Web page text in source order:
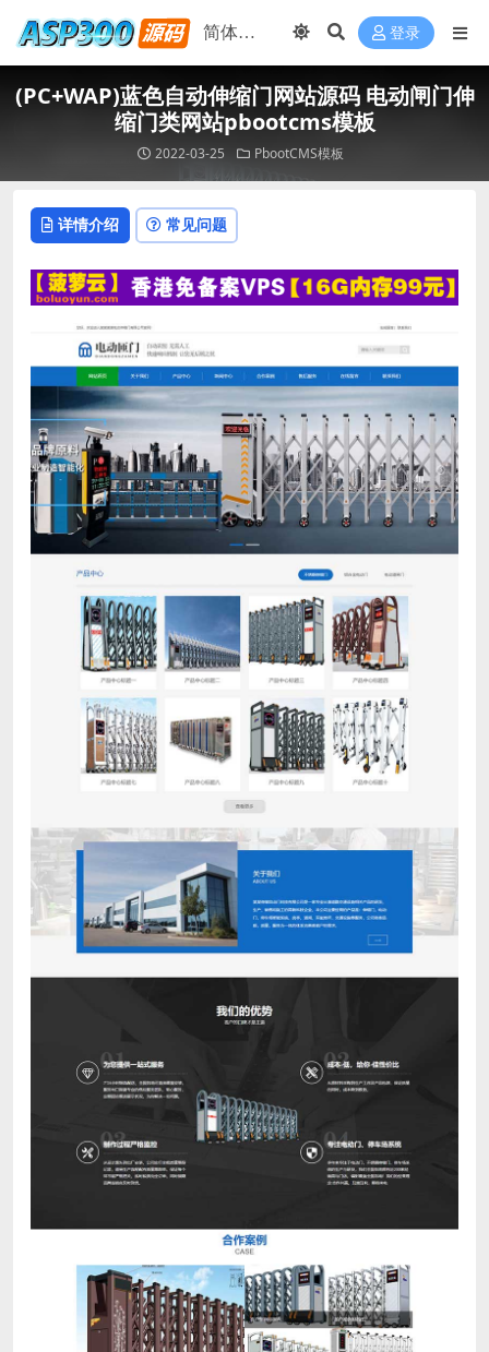
登录
(PC+WAP)蓝色自动伸缩门网站源码 电动闸门伸
缩门类网站pbootcms模板
2022-03-25 PbootCMS模板
详情介绍 常见问题